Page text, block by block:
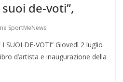
de-voti”,
SportMeNews
SUOI DE-VOTI” Giovedì 2 luglio
d’artista e inaugurazione della